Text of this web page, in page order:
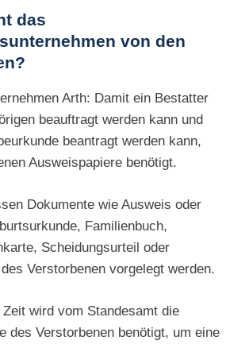
das
von den
Arth: Damit ein Bestatter
beauftragt werden kann und
beantragt werden kann,
Ausweispapiere benötigt.
Dokumente wie Ausweis oder
Familienbuch,
Scheidungsurteil oder
Verstorbenen vorgelegt werden.
wird vom Standesamt die
des Verstorbenen benötigt, um eine